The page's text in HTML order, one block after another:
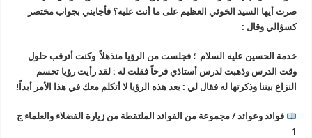
صرت أيها السيد الخوئي العظيم على ما أنت عليه؟ فأجابني بجواب مختصر
كسؤالي وقال :
خدمة الحسين عليه السلام ؛ فجلست من الرؤيا منذهلاً وكنت أترقب حلول
وقت الدرس وذهبت لدرس أستاذي فرحاً فقلت له : لقد رأيت رؤيا تحسم
النزاع بيننا وذكرتها له فقال لي : بعد هذه الرؤيا لا أتكلم معك في هذا الأمر أبداً!
فوائد وعوائد / مجموعة من الفوائد الملتقطة من زيارة الفضلاء والعلماء ج
1